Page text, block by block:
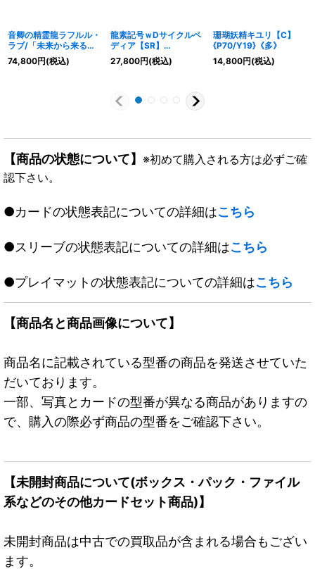
音卿の精霊龍ラフルル・
ラブ/「未来から来る、
だからミラクル」
【SR】
74,800円(税込)
龍素記号ｗDサイクルペ
ディア【SR】
{23RP3SP2/SP5}
《多》
27,800円(税込)
珊瑚妖精キユリ【C】
{P70/Y19}《多》
14,800円(税込)
【商品の状態について】 ※初めて購入される方は必ずご確
認下さい。
●カードの状態表記についての詳細はこちら
●スリーブの状態表記についての詳細はこちら
●プレイマットの状態表記についての詳細はこちら
【商品名と商品画像について】
商品名に記載されている型番の商品を発送させていた
だいております。
一部、写真とカードの型番が異なる商品がありますの
で、購入の際必ず商品の型番をご確認下さい。
【未開封商品について(ボックス・パック・ファイル
系などのその他カードセット商品)】
未開封商品は中古での買取品が含まれる場合もござい
ます。